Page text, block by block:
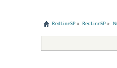
RedLineSP » RedLineSP »